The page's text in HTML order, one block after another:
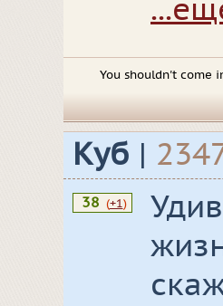
You shouldn't come
Куб |
38 (+1)